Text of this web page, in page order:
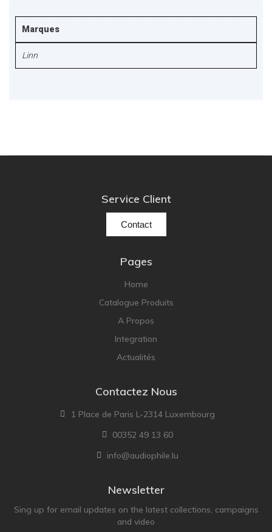
Marques
Linn
Service Client
Contact
Pages
Home
Catalogue Produits
A Propos
Integration
Actualités
Contactez Nous
1 Place de Paris L-2314 Luxembourg
00352 49 13 60
info@audiophile.lu
Newsletter
Sing up for email updates on the latest collections, campaigns
and video